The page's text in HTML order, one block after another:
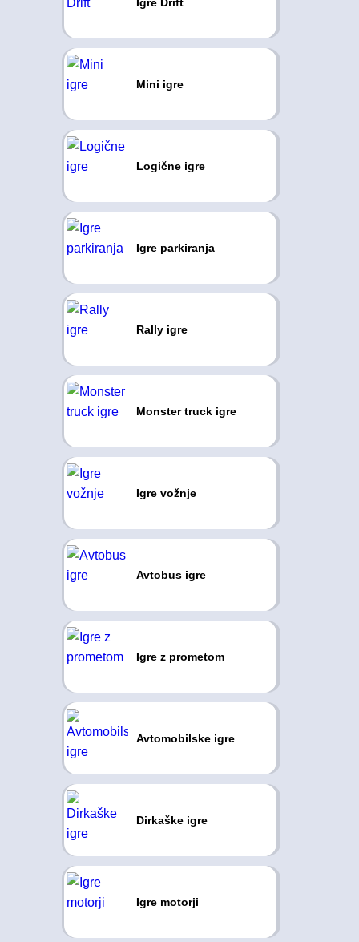
Mini igre
Logične igre
Igre parkiranja
Rally igre
Monster truck igre
Igre vožnje
Avtobus igre
Igre z prometom
Avtomobilske igre
Dirkaške igre
Igre motorji